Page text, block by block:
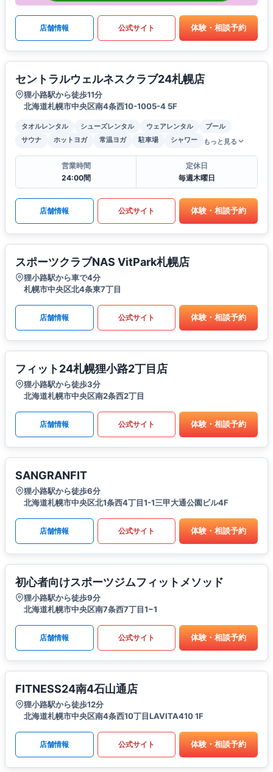
店舗情報 公式サイト 体験・相談予約
セントラルウェルネスクラブ24札幌店
狸小路駅から徒歩11分
北海道札幌市中央区南4条西10-1005-4 5F
タオルレンタル シューズレンタル ウェアレンタル
プール
サウナ
ホットヨガ 常温ヨガ 駐車場 シャワー もっと見る
営業時間
24:00間
定休日
毎週木曜日
店舗情報 公式サイト 体験・相談予約
スポーツクラブNAS VitPark札幌店
狸小路駅から車で4分
札幌市中央区北4条東7丁目
店舗情報 公式サイト 体験・相談予約
フィット24札幌狸小路2丁目店
狸小路駅から徒歩3分
北海道札幌市中央区南2条西2丁目
店舗情報 公式サイト 体験・相談予約
SANGRANFIT
狸小路駅から徒歩6分
北海道札幌市中央区北1条西4丁目1-1三甲大通公園ビル4F
店舗情報 公式サイト 体験・相談予約
初心者向けスポーツジムフィットメソッド
狸小路駅から徒歩9分
北海道札幌市中央区南7条西7丁目1−1
店舗情報 公式サイト 体験・相談予約
FITNESS24南4石山通店
狸小路駅から徒歩12分
北海道札幌市中央区南4条西10丁目LAVITA410 1F
店舗情報 公式サイト 体験・相談予約